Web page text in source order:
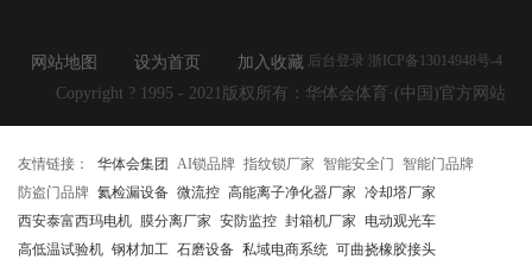
网站地图 设为首页 加入收藏 后台登录 浙ICP备13014948号-4
Copyright ? 1995 - 2021版权所有：华体会体育·(中国)官方网站
友情链接： 华体会集团 AI锁品牌 指纹锁厂家 智能安全门
智能门品牌
防盗门品牌 氦检漏设备 微流控 高能离子净化器厂家 冷却塔厂家
西安泰富西玛电机
膜分离厂家 安防监控 封箱机厂家
电动观光车
高低温试验机 钢材加工 石磨设备 私域电商系统 可曲挠橡胶接头